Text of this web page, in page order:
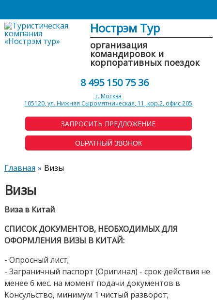
Нострэм Тур
организация
командировок и
корпоративных поездок
ЗАПРОСИТЬ ПРЕДЛОЖЕНИЕ
ОБРАТНЫЙ ЗВОНОК
8 495 150 75 36
г. Москва
105120, ул. Нижняя Сыромятническая, 11, кор.2, офис 205
Главная Визы
Визы
Виза в Китай
СПИСОК ДОКУМЕНТОВ, НЕОБХОДИМЫХ ДЛЯ
ОФОРМЛЕНИЯ ВИЗЫ В КИТАЙ:
- Опросный лист;
- Заграничный паспорт (Оригинал) - срок действия не
менее 6 мес. на момент подачи документов в
Консульство, минимум 1 чистый разворот;